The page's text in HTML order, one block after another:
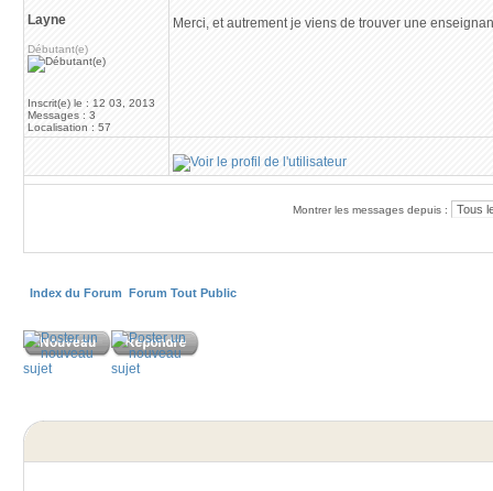
Layne
Débutant(e)
Inscrit(e) le : 12 03, 2013
Messages : 3
Localisation : 57
Merci, et autrement je viens de trouver une
Montrer les messages depuis :
Index du Forum Forum Tout Public